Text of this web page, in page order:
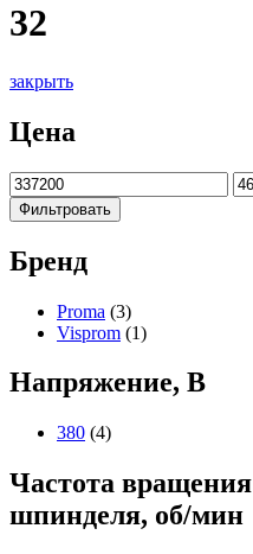
32
закрыть
Цена
Фильтровать
Бренд
Proma (3)
Visprom (1)
Напряжение, В
380 (4)
Частота
шпинделя, об/мин